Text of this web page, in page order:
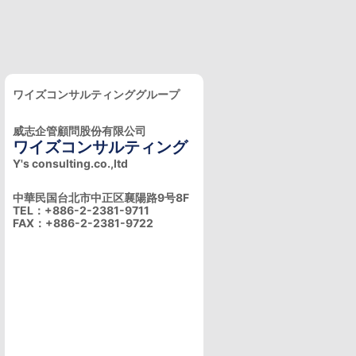
ワイズコンサルティンググループ
威志企管顧問股份有限公司
ワイズコンサルティング
Y's consulting.co.,ltd
中華民国台北市中正区襄陽路9号8F
TEL：+886-2-2381-9711
FAX：+886-2-2381-9722